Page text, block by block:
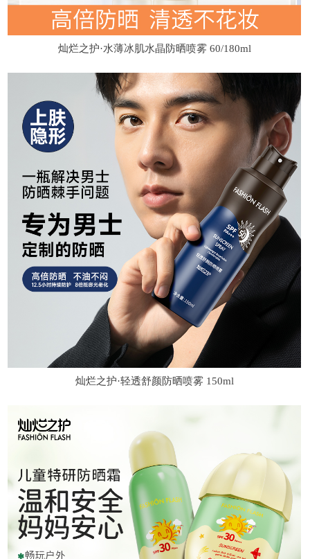
灿烂之护·水薄冰肌水晶防晒喷雾 60/180ml
灿烂之护·轻透舒颜防晒喷雾 150ml